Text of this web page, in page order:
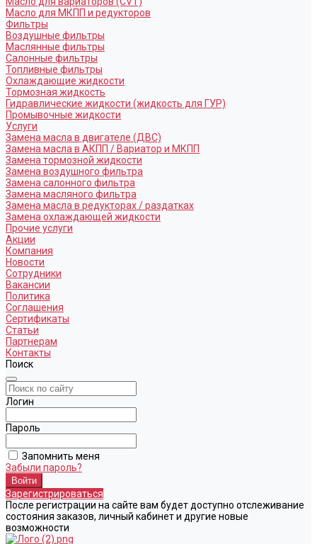
Масло для МКПП и редукторов
Фильтры
Воздушные фильтры
Маслянные фильтры
Салонные фильтры
Топливные фильтры
Охлаждающие жидкости
Тормозная жидкость
Гидравлические жидкости (жидкость для ГУР)
Промывочные жидкости
Услуги
Замена масла в двигателе (ДВС)
Замена масла в АКПП / Вариатор и МКПП
Замена тормозной жидкости
Замена воздушного фильтра
Замена салонного фильтра
Замена масляного фильтра
Замена масла в редукторах / раздатках
Замена охлаждающей жидкости
Прочие услуги
Акции
Компания
Новости
Сотрудники
Вакансии
Политика
Соглашения
Сертификаты
Статьи
Партнерам
Контакты
Поиск
Логин
Пароль
Запомнить меня
Забыли пароль?
Зарегистрироваться
После регистрации на сайте вам будет доступно отслеживание
состояния заказов, личный кабинет и другие новые
возможности